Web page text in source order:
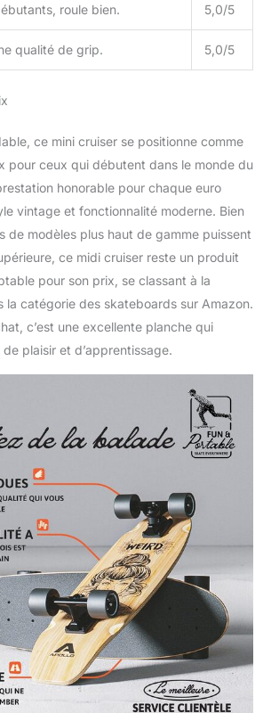
roule bien. 5,0/5
qualité de grip. 5,0/5
ce mini cruiser se positionne comme
pour ceux qui débutent dans le monde du
honorable pour chaque euro
vintage et fonctionnalité moderne. Bien
de modèles plus haut de gamme puissent
ce midi cruiser reste un produit
pour son prix, se classant à la
la catégorie des skateboards sur Amazon.
c’est une excellente planche qui
plaisir et d’apprentissage.